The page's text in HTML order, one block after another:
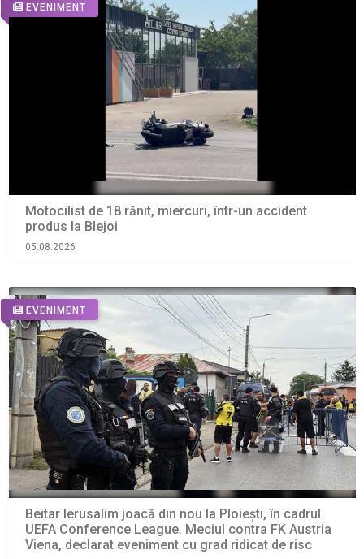
EVENIMENT
Motocilist de 18 rănit, miercuri, într-un accident
produs la Blejoi
05.08.2026
EVENIMENT
Beitar Ierusalim joacă din nou la Ploiești, în cadrul
UEFA Conference League. Meciul contra FK Austria
Viena, declarat eveniment cu grad ridicat de risc